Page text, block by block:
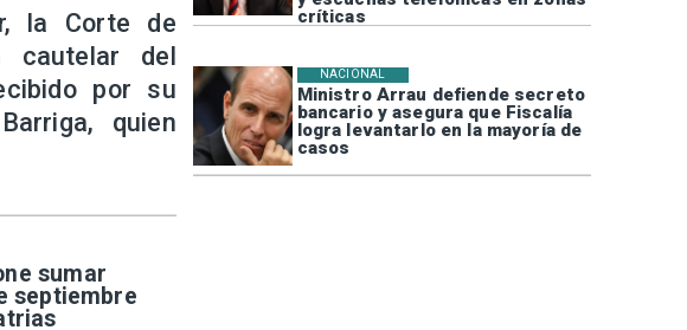
críticas
Ministro Arrau defiende secreto
bancario y asegura que Fiscalía
logra levantarlo en la mayoría de
casos
NACIONAL
sumar
septiembre
la Corte de
cautelar del
por su
quien